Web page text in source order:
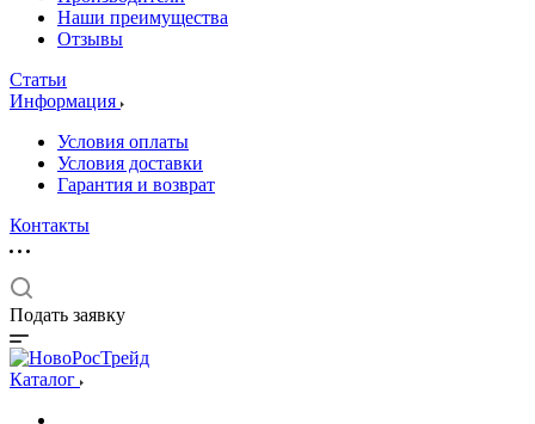
Наши преимущества
Отзывы
Статьи
Информация
Условия оплаты
Условия доставки
Гарантия и возврат
Контакты
Подать заявку
Каталог